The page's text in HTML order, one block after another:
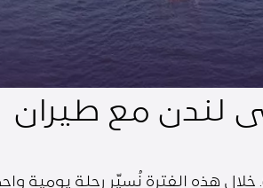
لندن مع طيران